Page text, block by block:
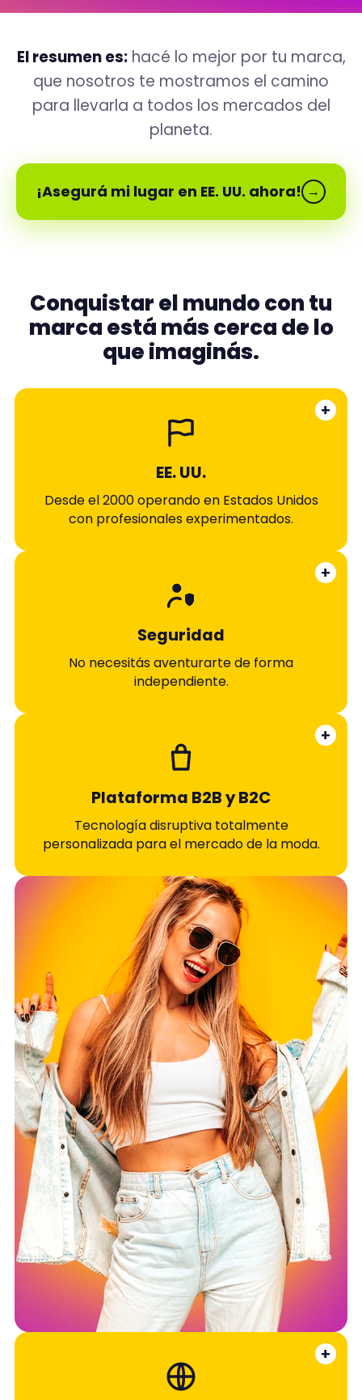
El resumen es:hacé lo mejor por tu marca,
que nosotros te mostramos el camino
para llevarla a todos los mercados del
planeta.
¡Asegurá mi lugar en EE. UU. ahora! →
Conquistar el mundo con tu
marca está más cerca de lo
que imaginás.
+
EE. UU.
Desde el 2000 operando en Estados Unidos
con profesionales experimentados.
+
Seguridad
No necesitás aventurarte de forma
independiente.
+
Plataforma B2B y B2C
Tecnología disruptiva totalmente
personalizada para el mercado de la moda.
+